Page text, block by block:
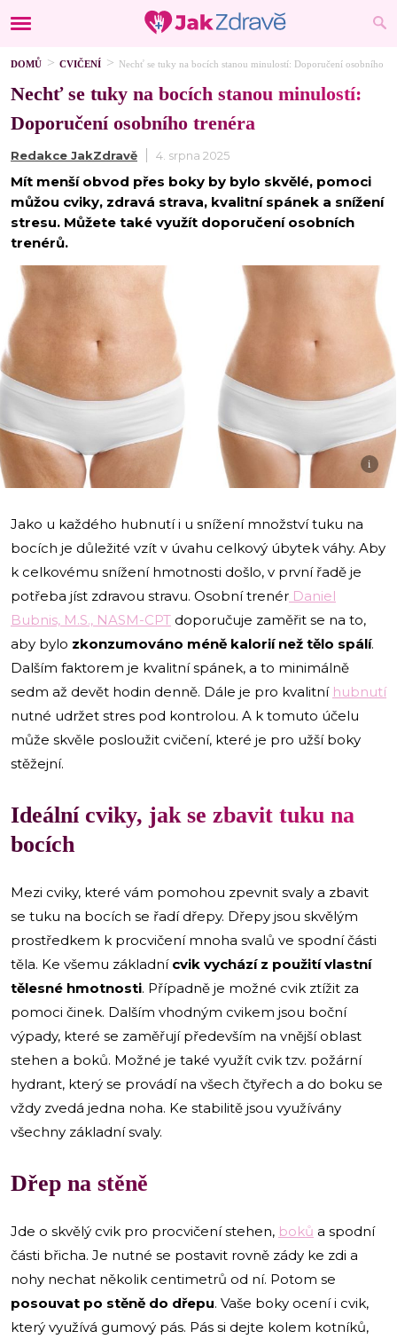
DOMŮ CVIČENÍ Nechť se tuky na bocích stanou minulostí: Doporučení osobního
Nechť se tuky na bocích stanou minulostí:
Doporučení osobního trenéra
Redakce JakZdravě 4. srpna 2025
Mít menší obvod přes boky by bylo skvělé, pomoci
můžou cviky, zdravá strava, kvalitní spánek a snížení
stresu. Můžete také využít doporučení osobních
trenérů.
i
Jako u každého hubnutí i u snížení množství tuku na
bocích je důležité vzít v úvahu celkový úbytek váhy. Aby
k celkovému snížení hmotnosti došlo, v první řadě je
potřeba jíst zdravou stravu. Osobní trenér Daniel
Bubnis, M.S., NASM-CPT doporučuje zaměřit se na to,
aby bylo zkonzumováno méně kalorií než tělo spálí.
Dalším faktorem je kvalitní spánek, a to minimálně
sedm až devět hodin denně. Dále je pro kvalitní hubnutí
nutné udržet stres pod kontrolou. A k tomuto účelu
může skvěle posloužit cvičení, které je pro užší boky
stěžejní.
Ideální cviky, jak se zbavit tuku na
bocích
Mezi cviky, které vám pomohou zpevnit svaly a zbavit
se tuku na bocích se řadí dřepy. Dřepy jsou skvělým
prostředkem k procvičení mnoha svalů ve spodní části
těla. Ke všemu základní cvik vychází z použití vlastní
tělesné hmotnosti. Případně je možné cvik ztížit za
pomoci činek. Dalším vhodným cvikem jsou boční
výpady, které se zaměřují především na vnější oblast
stehen a boků. Možné je také využít cvik tzv. požární
hydrant, který se provádí na všech čtyřech a do boku se
vždy zvedá jedna noha. Ke stabilitě jsou využívány
všechny základní svaly.
Dřep na stěně
Jde o skvělý cvik pro procvičení stehen, boků a spodní
části břicha. Je nutné se postavit rovně zády ke zdi a
nohy nechat několik centimetrů od ní. Potom se
posouvat po stěně do dřepu. Vaše boky ocení i cvik,
který využívá gumový pás. Pás si dejte kolem kotníků,